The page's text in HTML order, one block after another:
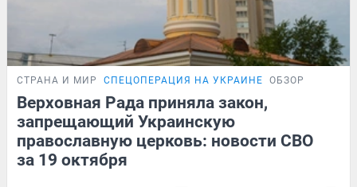
СТРАНА И МИР СПЕЦОПЕРАЦИЯ НА УКРАИНЕ ОБЗОР
Верховная Рада приняла закон,
запрещающий Украинскую
православную церковь: новости СВО
за 19 октября